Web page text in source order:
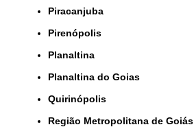
Piracanjuba
Pirenópolis
Planaltina
Planaltina do Goias
Quirinópolis
Região Metropolitana de Goiás